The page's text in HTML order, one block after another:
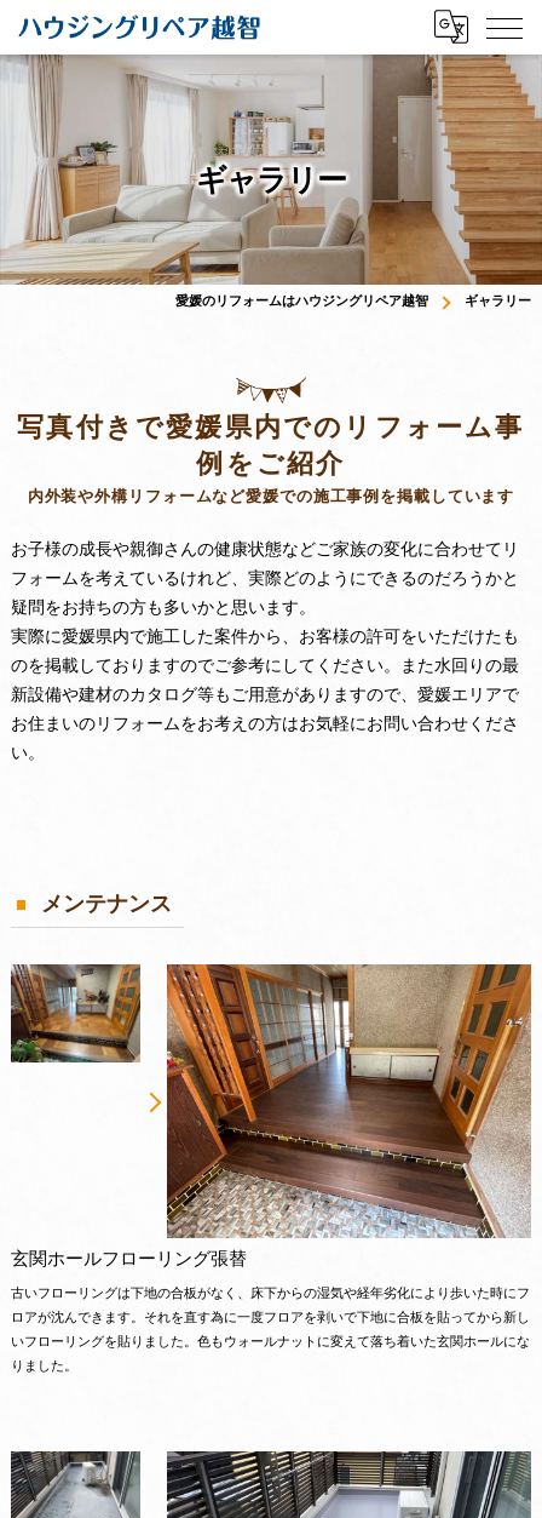
ギャラリー
愛媛のリフォームはハウジングリペア越智 ギャラリー
写真付きで愛媛県内でのリフォーム事
例をご紹介
内外装や外構リフォームなど愛媛での施工事例を掲載しています
お子様の成長や親御さんの健康状態などご家族の変化に合わせてリ
フォームを考えているけれど、実際どのようにできるのだろうかと
疑問をお持ちの方も多いかと思います。
実際に愛媛県内で施工した案件から、お客様の許可をいただけたも
のを掲載しておりますのでご参考にしてください。また水回りの最
新設備や建材のカタログ等もご用意がありますので、愛媛エリアで
お住まいのリフォームをお考えの方はお気軽にお問い合わせくださ
い。
メンテナンス
玄関ホールフローリング張替
古いフローリングは下地の合板がなく、床下からの湿気や経年劣化により歩いた時にフ
ロアが沈んできます。それを直す為に一度フロアを剥いで下地に合板を貼ってから新し
いフローリングを貼りました。色もウォールナットに変えて落ち着いた玄関ホールにな
りました。